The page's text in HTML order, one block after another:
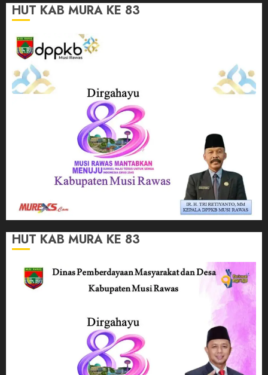
HUT KAB MURA KE 83
HUT KAB MURA KE 83